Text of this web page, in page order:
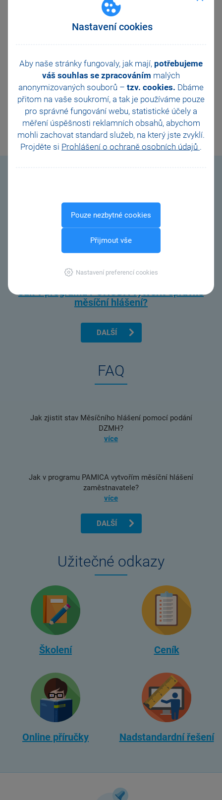
Nastavení cookies
Aby naše stránky fungovaly, jak mají, potřebujeme
váš souhlas se zpracováním malých
anonymizovaných souborů – tzv. cookies. Dbáme
přitom na vaše soukromí, a tak je používáme pouze
pro správné fungování webu, statistické účely a
měření úspěšnosti reklamních obsahů, abychom
mohli zachovat standard služeb, na který jste zvyklí.
Projděte si Prohlášení o ochraně osobních údajů .
Pouze nezbytné cookies
Přijmout vše
Nastavení preferencí cookies
obchod@stormware.cz) telefonicky nebo
emailem každý všední den od 8:00 do 16:00
hodin. I nadále nás přitom můžete navštívit na
a konzultaci společně domluvíme.
DALŠÍ
Jak v programu POHODA vytvořit opravné
měsíční hlášení?
DALŠÍ
FAQ
Jak zjistit stav Měsíčního hlášení pomocí podání
DZMH?
více
Jak v programu PAMICA vytvořím měsíční hlášení
zaměstnavatele?
více
DALŠÍ
Užitečné odkazy
Školení Ceník
Online příručky Nadstandardní řešení